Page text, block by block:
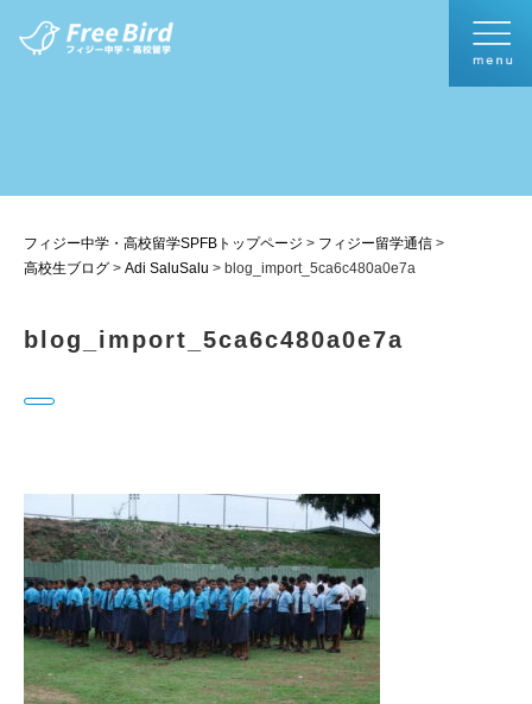
フィジー中学・高校留学SPFBトップページ > フィジー留学通信 >
高校生ブログ > Adi SaluSalu > blog_import_5ca6c480a0e7a
blog_import_5ca6c480a0e7a